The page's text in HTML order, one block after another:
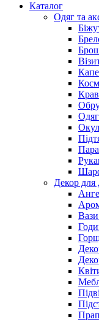
Каталог
Oдяг та
Одяг
Декор для